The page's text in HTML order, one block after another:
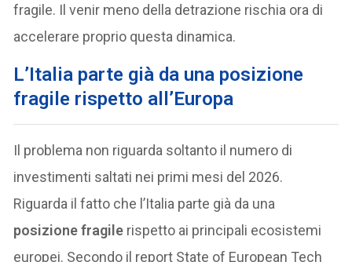
fragile. Il venir meno della detrazione rischia ora di
accelerare proprio questa dinamica.
L’Italia parte già da una posizione
fragile rispetto all’Europa
Il problema non riguarda soltanto il numero di
investimenti saltati nei primi mesi del 2026.
Riguarda il fatto che l’Italia parte già da una
posizione fragile rispetto ai principali ecosistemi
europei. Secondo il report State of European Tech